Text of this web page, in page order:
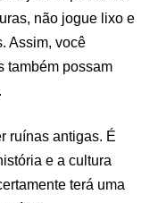
não jogue lixo e
Assim, você
também possam
ruínas antigas. É
e a cultura
terá uma